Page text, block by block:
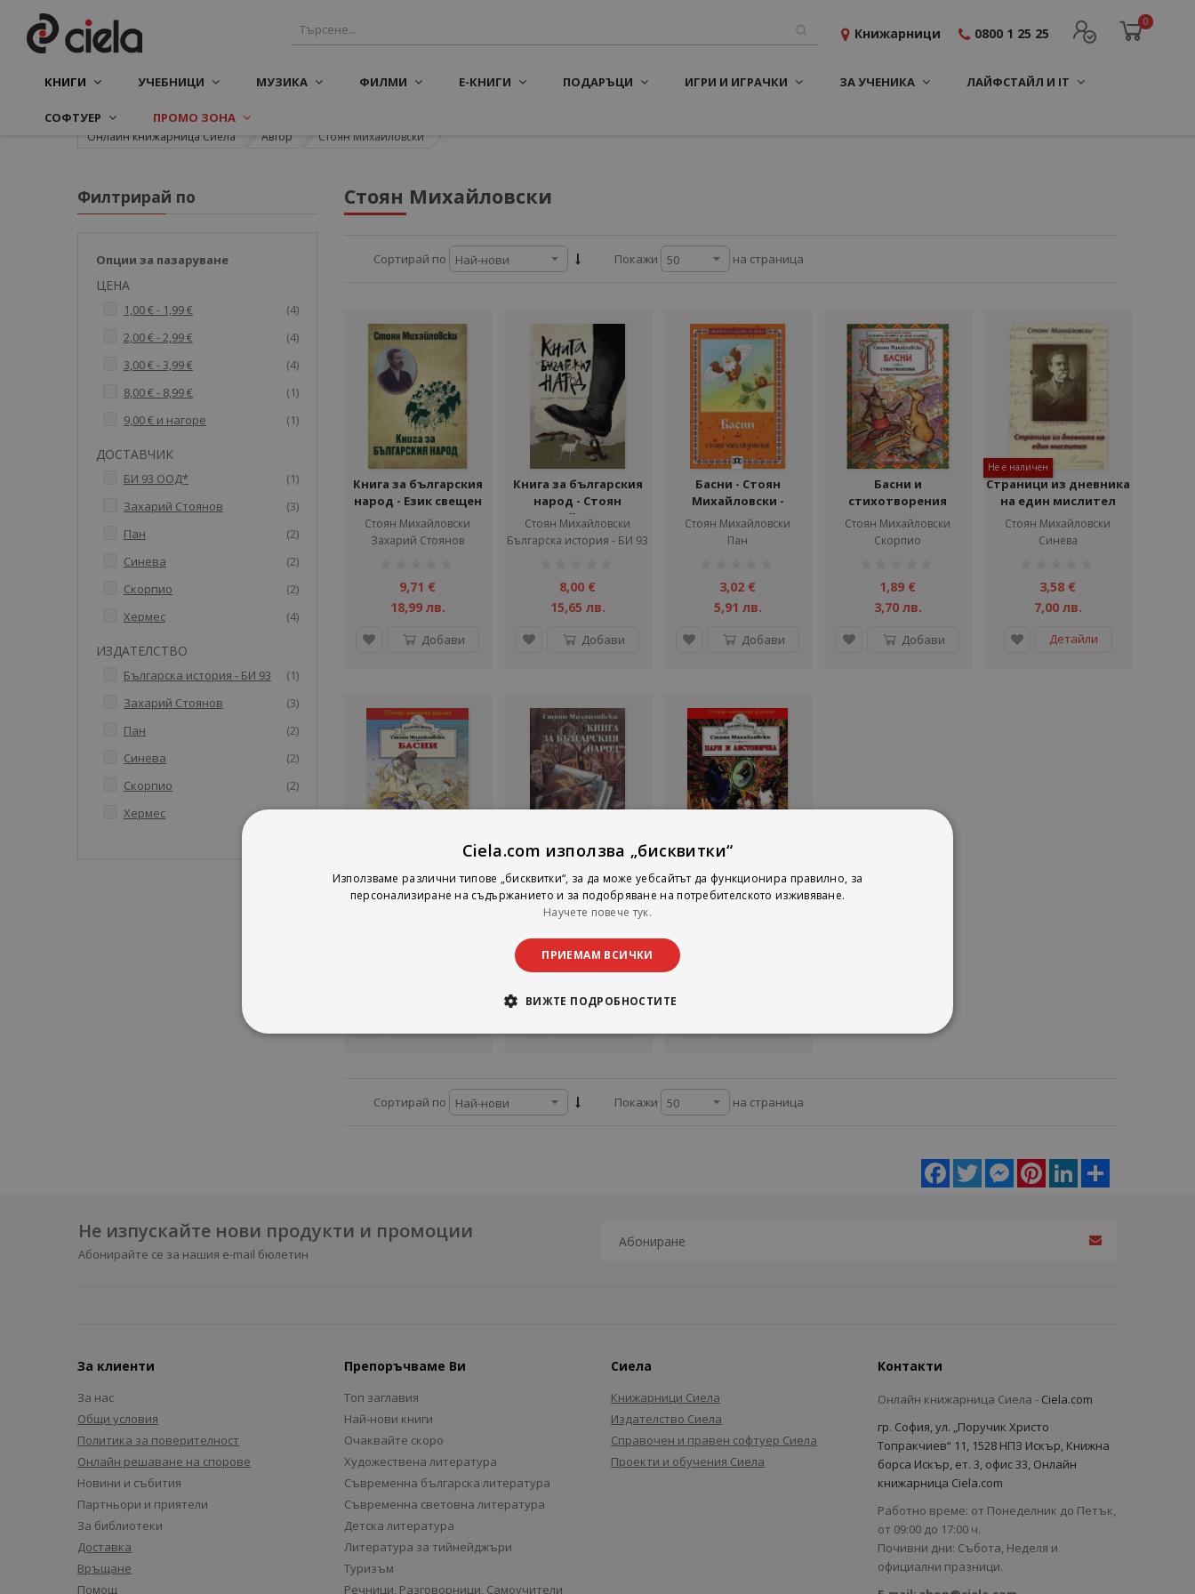
0
Книжарници 0800 1 25 25
КНИГИ УЧЕБНИЦИ МУЗИКА ФИЛМИ Е-КНИГИ ПОДАРЪЦИ ИГРИ И ИГРАЧКИ ЗА УЧЕНИКА ЛАЙФСТАЙЛ И IT
СОФТУЕР ПРОМО ЗОНА
Онлайн книжарница Сиела Автор Стоян Михайловски
Стоян Михайловски
Сортирай по Покажи на страница
Книга за българския
народ - Език свещен
Стоян Михайловски
Захарий Стоянов
9,71 €
18,99 лв.
Добави
Книга за българския
народ - Стоян
Михайловски
Стоян Михайловски
Българска история - БИ 93
8,00 €
15,65 лв.
Добави
Басни - Стоян
Михайловски -
Българска класика за
деца
Стоян Михайловски
Пан
3,02 €
5,91 лв.
Добави
Басни и
стихотворения
Стоян Михайловски
Скорпио
1,89 €
3,70 лв.
Добави
Не е наличен
Страници из дневника
на един мислител
Стоян Михайловски
Синева
3,58 €
7,00 лв.
Детайли
Михайловски
Не е наличен
народ
Стоян Михайловски
рейтинг:
1% 2,56 €
Не е наличен
Сортирай по Покажи на страница
Facebook
Twitter MessengerPinterestLinkedIn
Филтрирай по
Опции за пазаруване
ЦЕНА
1,00 €- 1,99 € 4артикули
2,00 €-2,99 € 4артикули
3,00 €-3,99 € 4артикули
8,00 €- 8,99 € 1артикул
9,00 € и нагоре 1артикул
ДОСТАВЧИК
БИ 93 ООД* 1артикул
Захарий Стоянов
3артикули
Пан
2артикули
Синева
2артикули
Скорпио
2артикули
Хермес
4артикули
ИЗДАТЕЛСТВО
Българска история - БИ 93 1артикул
Захарий Стоянов
3артикули
Пан
2артикули
Синева
2артикули
Скорпио
2артикули
Хермес
4артикули
Не изпускайте нови продукти и промоции
Абонирайте се за нашия e-mail бюлетин
За клиенти
За нас
Общи условия
Политика за поверителност
Онлайн решаване на спорове
Новини и събития
Партньори и приятели
За библиотеки
Доставка
Връщане
Помощ
Препоръчваме Ви
Топ заглавия
Най-нови книги
Очаквайте скоро
Художествена литература
Съвременна българска литература
Съвременна световна литература
Детска литература
Литература за тийнейджъри
Туризъм
Речници, Разговорници, Самоучители
Сиела
Книжарници Сиела
Издателство Сиела
Справочен и правен софтуер Сиела
Проекти и обучения Сиела
Контакти
Онлайн книжарница Сиела - Ciela.com
гр. София, ул. „Поручик Христо
Топракчиев“ 11, 1528 НПЗ Искър, Книжна
борса Искър, ет. 3, офис 33, Онлайн
книжарница Ciela.com
Работно време: от Понеделник до Петък,
от 09:00 до 17:00 ч.
Почивни дни: Събота, Неделя и
официални празници.
Ciela.com използва „бисквитки“
Използваме различни типове „бисквитки“, за да може уебсайтът да функционира правилно, за
персонализиране на съдържанието и за подобряване на потребителското изживяване.
Научете повече тук.
ПРИЕМАМ ВСИЧКИ
ВИЖТЕ ПОДРОБНОСТИТЕ